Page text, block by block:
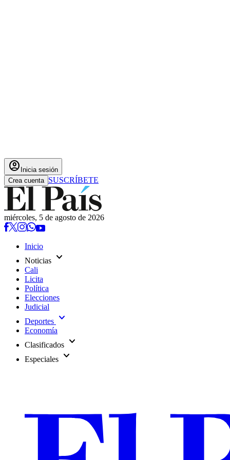
account_circle Inicia sesión
Crea cuenta SUSCRÍBETE
miércoles, 5 de agosto de 2026
Inicio
Noticias expand_more
Cali
Licita
Política
Elecciones
Judicial
Deportes expand_more
Economía
Clasificados expand_more
Especiales expand_more